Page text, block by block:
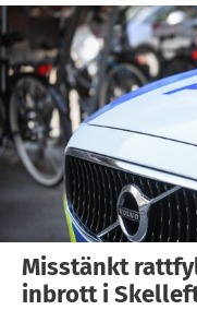
Misstänkt
inbrott i